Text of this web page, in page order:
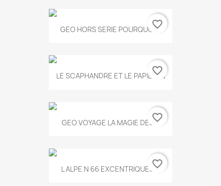
GEO HORS SERIE POURQUOI...
favorite_border
LE SCAPHANDRE ET LE PAPILLON
favorite_border
GEO VOYAGE LA MAGIE DES...
favorite_border
L ALPE N 66 EXCENTRIQUES...
favorite_border